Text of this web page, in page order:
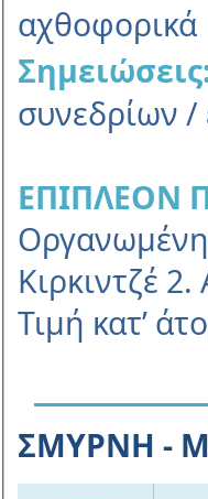
αχθοφορικά
συνεδρίων /
ΕΠΙΠΛΕΟΝ
Κιρκιντζέ
Τιμή κατ’
ΣΜΥΡΝΗ -